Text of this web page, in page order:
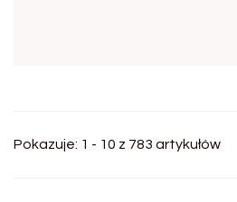
Pokazuje: 1 - 10 z 783 artykułów